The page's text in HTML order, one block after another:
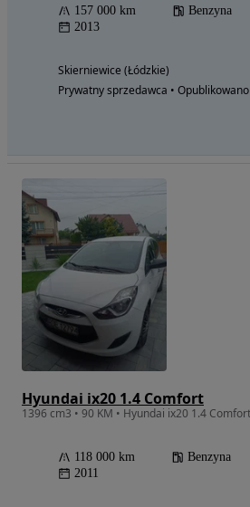
157 000 km Benzyna
2013
Skierniewice (Łódzkie)
Prywatny sprzedawca • Opublikowano
Hyundai ix20 1.4 Comfort
118 000 km Benzyna
2011